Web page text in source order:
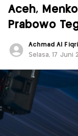
Aceh,
Prabowo
Achmad Al Fiqri
Selasa, 17 Juni